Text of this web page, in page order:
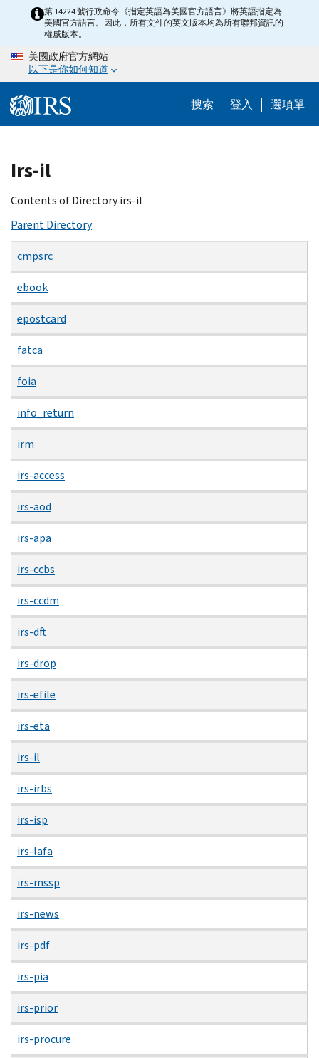
content
第 14224 號行政命令《指定英語為美國官方語言》將英語指定為
美國官方語言。因此，所有文件的英文版本均為所有聯邦資訊的
權威版本。
美國政府官方網站
以下是你如何知道
搜索 登入 選項單
Beginning
of
main
Irs-il
Contents of Directory irs-il
Parent Directory
cmpsrc
ebook
epostcard
fatca
foia
info_return
irm
irs-access
irs-aod
irs-apa
irs-ccbs
irs-ccdm
irs-dft
irs-drop
irs-efile
irs-eta
irs-il
irs-irbs
irs-isp
irs-lafa
irs-mssp
irs-news
irs-pdf
irs-pia
irs-prior
irs-procure